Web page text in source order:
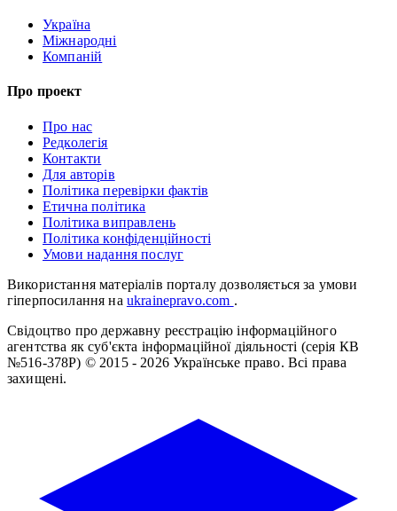
Україна
Міжнародні
Компаній
Про проект
Про нас
Редколегія
Контакти
Для авторів
Політика перевірки фактів
Етична політика
Політика виправлень
Політика конфіденційності
Умови надання послуг
Використання матеріалів порталу дозволяється за умови
гіперпосилання на ukrainepravo.com .
Свідоцтво про державну реєстрацію інформаційного
агентства як суб'єкта інформаційної діяльності (серія КВ
№516-378Р) © 2015 - 2026 Українське право. Всі права
захищені.